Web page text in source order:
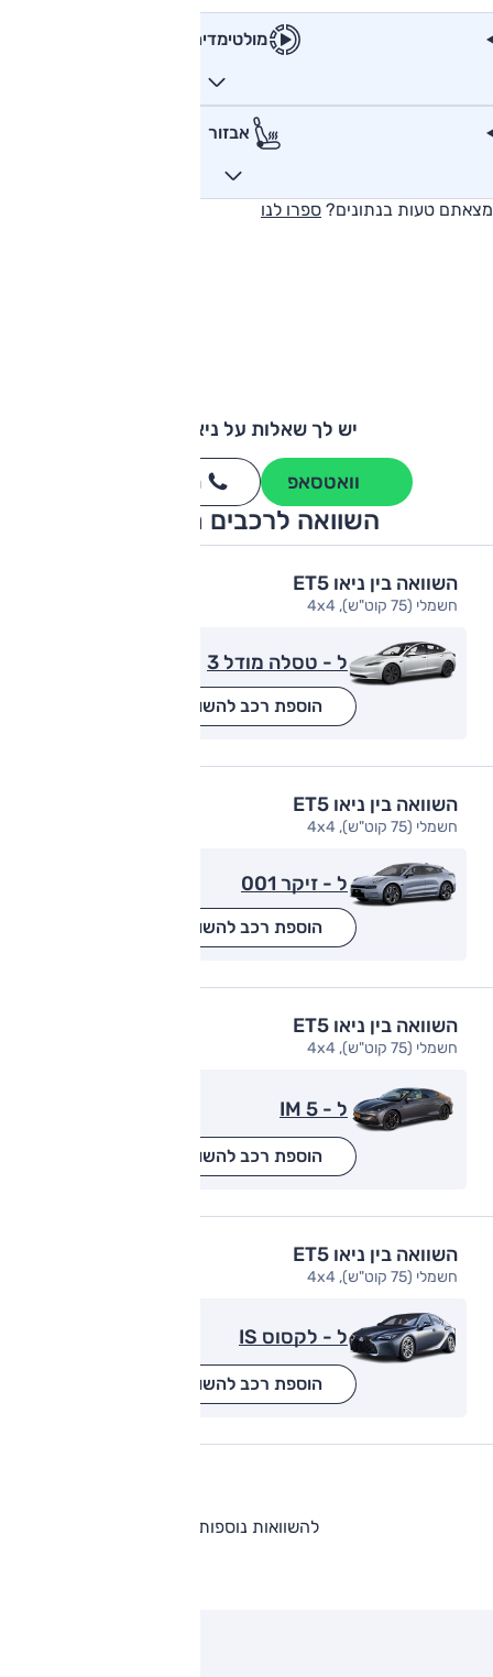
מולטימדיה
אבזור
מצאתם טעות בנתונים? ספרו לנו
יש לך שאלות על ניאו ET5?
וואטסאפ חייגו
השוואה לרכבים מתחרים
השוואה בין ניאו ET5
חשמלי (75 קוט"ש), 4x4
ל - טסלה מודל 3
הוספת רכב להשוואה
השוואה בין ניאו ET5
חשמלי (75 קוט"ש), 4x4
ל - זיקר 001
הוספת רכב להשוואה
השוואה בין ניאו ET5
חשמלי (75 קוט"ש), 4x4
ל - IM 5
הוספת רכב להשוואה
השוואה בין ניאו ET5
חשמלי (75 קוט"ש), 4x4
ל - לקסוס IS
הוספת רכב להשוואה
להשוואות נוספות